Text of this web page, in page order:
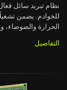
نظام تبريد سائل
للخوادم. يضمن
الحرارة والضوضاء،
التفاصيل